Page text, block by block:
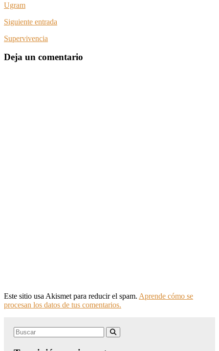
Ugram
Siguiente entrada
Supervivencia
Deja un comentario
Este sitio usa Akismet para reducir el spam. Aprende cómo se
procesan los datos de tus comentarios.
Search